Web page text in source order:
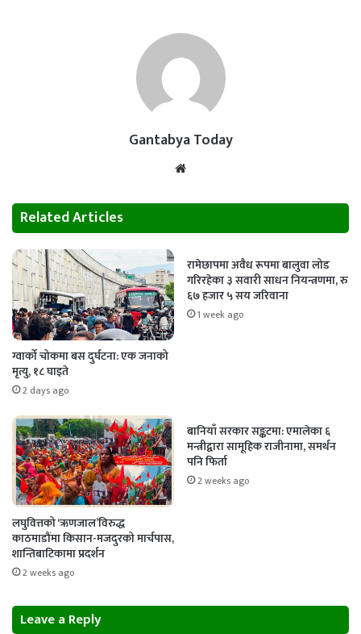
Gantabya Today
Related Articles
ग्वार्को चोकमा बस दुर्घटना: एक जनाको
मृत्यु, १८ घाइते
2 days ago
रामेछापमा अवैध रूपमा बालुवा लोड
गरिरहेका ३ सवारी साधन नियन्त्रणमा, रु
६७ हजार ५ सय जरिवाना
1 week ago
लघुवित्तको ‘ऋणजाल’विरुद्ध
काठमाडौंमा किसान-मजदुरको मार्चपास,
शान्तिबाटिकामा प्रदर्शन
2 weeks ago
बानियाँ सरकार सङ्कटमा: एमालेका ६
मन्त्रीद्वारा सामूहिक राजीनामा, समर्थन
पनि फिर्ता
2 weeks ago
Leave a Reply